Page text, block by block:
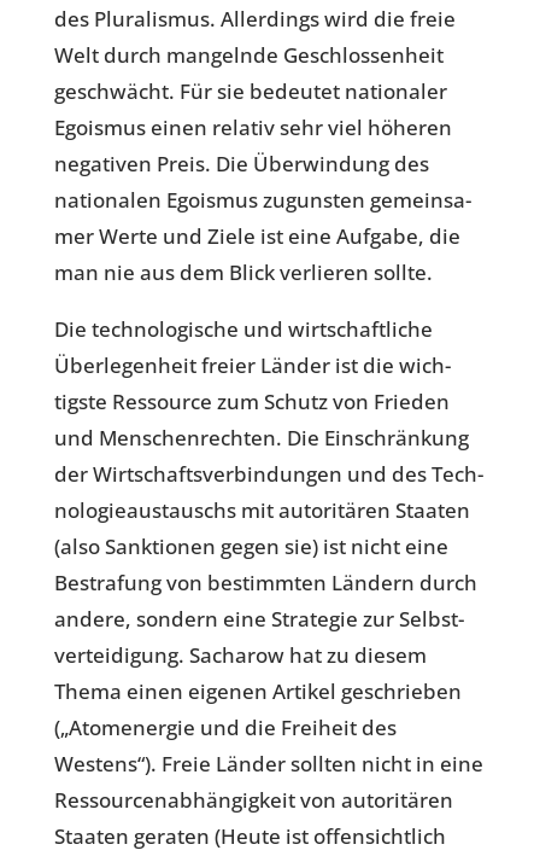
des Plu­ra­lis­mus. Aller­dings wird die freie
Welt durch man­gelnde Geschlos­sen­heit
geschwächt. Für sie bedeu­tet natio­na­ler
Ego­is­mus einen relativ sehr viel höheren
nega­ti­ven Preis. Die Über­win­dung des
natio­na­len Ego­is­mus zuguns­ten gemein­sa­
mer Werte und Ziele ist eine Aufgabe, die
man nie aus dem Blick ver­lie­ren sollte.
Die tech­no­lo­gi­sche und wirt­schaft­li­che
Über­le­gen­heit freier Länder ist die wich­
tigste Res­source zum Schutz von Frieden
und Men­schen­rech­ten. Die Ein­schrän­kung
der Wirt­schafts­ver­bin­dun­gen und des Tech­
no­lo­gie­aus­tauschs mit auto­ri­tä­ren Staaten
(also Sank­tio­nen gegen sie) ist nicht eine
Bestra­fung von bestimm­ten Ländern durch
andere, sondern eine Stra­te­gie zur Selbst­
ver­tei­di­gung. Sach­a­row hat zu diesem
Thema einen eigenen Artikel geschrie­ben
(„Atom­ener­gie und die Frei­heit des
Westens“). Freie Länder sollten nicht in eine
Res­sour­cen­ab­hän­gig­keit von auto­ri­tä­ren
Staaten geraten (Heute ist offen­sicht­lich